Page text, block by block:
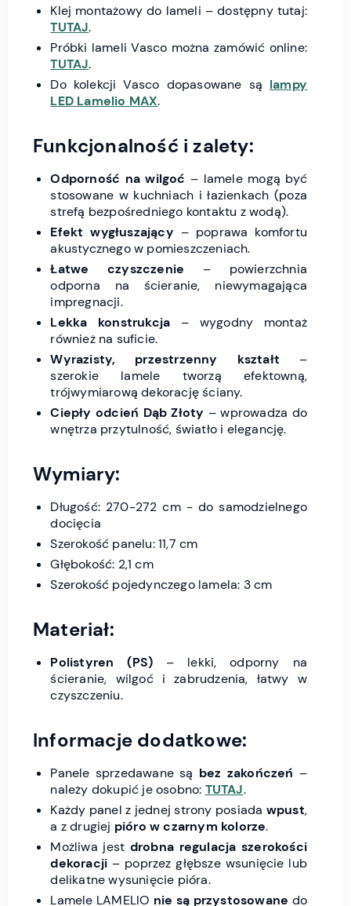
Klej montażowy do lameli – dostępny tutaj:
TUTAJ.
Próbki lameli Vasco można zamówić online:
TUTAJ.
Do kolekcji Vasco dopasowane są lampy
LED Lamelio MAX.
Funkcjonalność i zalety:
Odporność na wilgoć – lamele mogą być
stosowane w kuchniach i łazienkach (poza
strefą bezpośredniego kontaktu z wodą).
Efekt wygłuszający – poprawa komfortu
akustycznego w pomieszczeniach.
Łatwe czyszczenie – powierzchnia
odporna na ścieranie, niewymagająca
impregnacji.
Lekka konstrukcja – wygodny montaż
również na suficie.
Wyrazisty, przestrzenny kształt –
szerokie lamele tworzą efektowną,
trójwymiarową dekorację ściany.
Ciepły odcień Dąb Złoty – wprowadza do
wnętrza przytulność, światło i elegancję.
Wymiary:
Długość: 270-272 cm - do samodzielnego
docięcia
Szerokość panelu: 11,7 cm
Głębokość: 2,1 cm
Szerokość pojedynczego lamela: 3 cm
Materiał:
Polistyren (PS) – lekki, odporny na
ścieranie, wilgoć i zabrudzenia, łatwy w
czyszczeniu.
Informacje dodatkowe:
Panele sprzedawane są bez zakończeń –
należy dokupić je osobno: TUTAJ.
Każdy panel z jednej strony posiada wpust,
a z drugiej pióro w czarnym kolorze.
Możliwa jest drobna regulacja szerokości
dekoracji – poprzez głębsze wsunięcie lub
delikatne wysunięcie pióra.
Lamele LAMELIO nie są przystosowane do